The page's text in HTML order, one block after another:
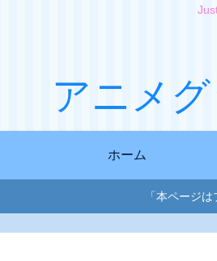
アニメ
ホーム
「本ページ